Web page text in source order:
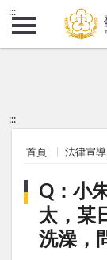
:::
:::
首頁 法律宣
Q：小
太，某
洗澡，